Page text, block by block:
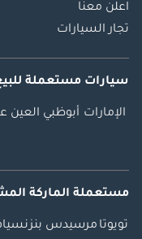
اعلن معنا
تجار السيارات
سيارات مستعملة
الإمارات أبوظبي العين
مستعملة الماركة
تويوتا مرسيدس بنز